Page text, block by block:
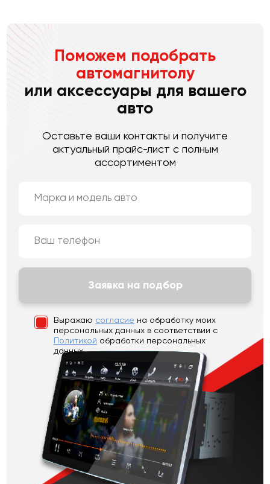
Поможем подобрать
автомагнитолу
или аксессуары для вашего
авто
Оставьте ваши контакты и получите
актуальный прайс-лист с полным
ассортиментом
Выражаю согласие на обработку моих
персональных данных в соответствии с
Политикой обработки персональных
данных
Заявка на подбор